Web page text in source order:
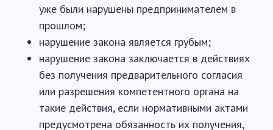
уже были нарушены предпринимателем в
прошлом;
нарушение закона является грубым;
нарушение закона заключается в действиях
без получения предварительного согласия
или разрешения компетентного органа на
такие действия, если нормативными актами
предусмотрена обязанность их получения,